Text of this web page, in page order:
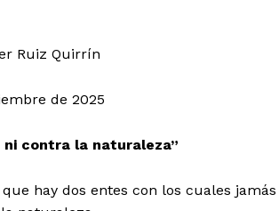
Ruiz Quirrín
de 2025
ni contra la naturaleza”
que hay dos entes con los cuales